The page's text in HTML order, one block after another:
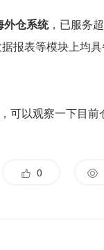
外仓系统，已服务
报表等模块上均
可以观察一下目
0